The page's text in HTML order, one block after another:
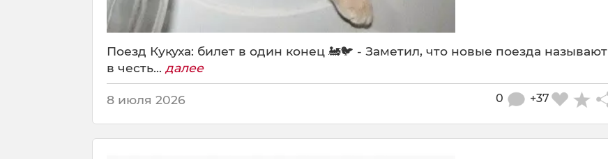
Поезд Кукуха: билет в один конец 🚂🐦 - Заметил, что новые поезда называют
в честь... далее
8 июля 2026 +37
0